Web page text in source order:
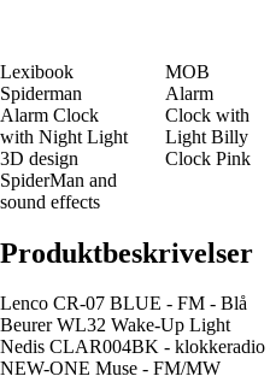
Lexibook
Spiderman
Alarm Clock
with Night Light
3D design
SpiderMan and
sound effects
MOB
Alarm
Clock with
Light Billy
Clock Pink
Produktbeskrivelser
Lenco CR-07 BLUE - FM - Blå
Beurer WL32 Wake-Up Light
Nedis CLAR004BK -
NEW-ONE Muse - FM/MW